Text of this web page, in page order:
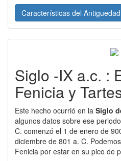
Características del
Siglo -IX a.c. :
Fenicia y
Este hecho ocurrió en la Siglo
algunos datos sobre ese periodo: Siglo IX a. C. El siglo IX
C. comenzó el 1 de enero de
diciembre de 801 a. C.
Fenicia por estar en su pico de